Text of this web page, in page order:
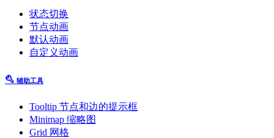
状态切换
节点动画
默认动画
自定义动画
辅助工具
Tooltip 节点和边的提示框
Minimap 缩略图
Grid 网格